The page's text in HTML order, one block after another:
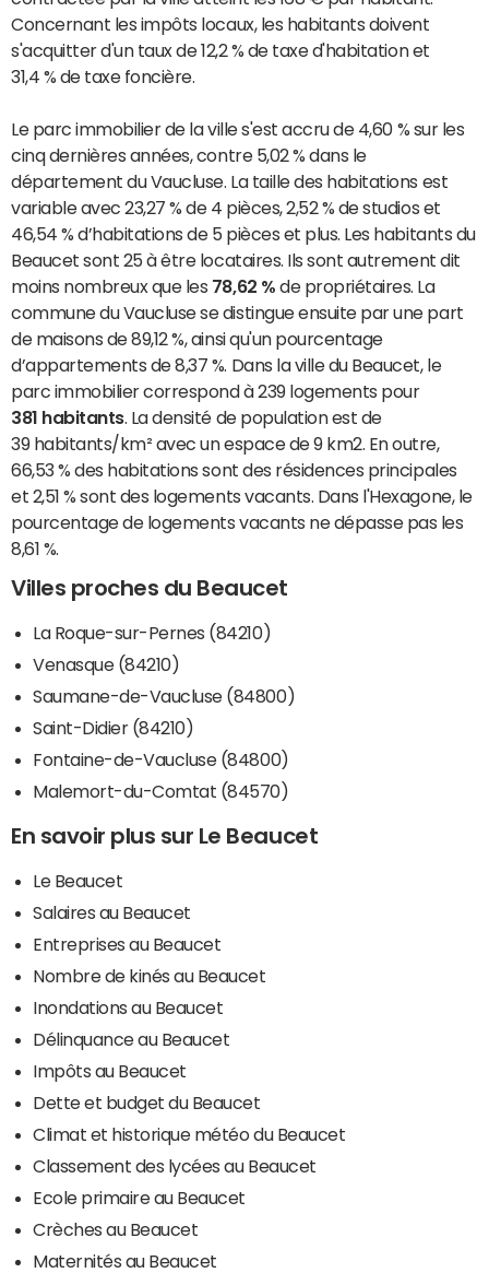
Concernant les impôts locaux, les habitants doivent
s'acquitter d'un taux de 12,2 % de taxe d'habitation et
31,4 % de taxe foncière.
Le parc immobilier de la ville s'est accru de 4,60 % sur les
cinq dernières années, contre 5,02 % dans le
département du Vaucluse. La taille des habitations est
variable avec 23,27 % de 4 pièces, 2,52 % de studios et
46,54 % d’habitations de 5 pièces et plus. Les habitants du
Beaucet sont 25 à être locataires. Ils sont autrement dit
moins nombreux que les 78,62 % de propriétaires. La
commune du Vaucluse se distingue ensuite par une part
de maisons de 89,12 %, ainsi qu'un pourcentage
d’appartements de 8,37 %. Dans la ville du Beaucet, le
parc immobilier correspond à 239 logements pour
381 habitants. La densité de population est de
39 habitants/km² avec un espace de 9 km2. En outre,
66,53 % des habitations sont des résidences principales
et 2,51 % sont des logements vacants. Dans l'Hexagone, le
pourcentage de logements vacants ne dépasse pas les
8,61 %.
Villes proches du Beaucet
La Roque-sur-Pernes (84210)
Venasque (84210)
Saumane-de-Vaucluse (84800)
Saint-Didier (84210)
Fontaine-de-Vaucluse (84800)
Malemort-du-Comtat (84570)
En savoir plus sur Le Beaucet
Le Beaucet
Salaires au Beaucet
Entreprises au Beaucet
Nombre de kinés au Beaucet
Inondations au Beaucet
Délinquance au Beaucet
Impôts au Beaucet
Dette et budget du Beaucet
Climat et historique météo du Beaucet
Classement des lycées au Beaucet
Ecole primaire au Beaucet
Crèches au Beaucet
Maternités au Beaucet